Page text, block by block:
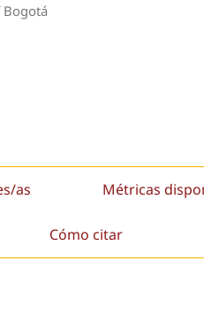
as Métricas
Cómo citar